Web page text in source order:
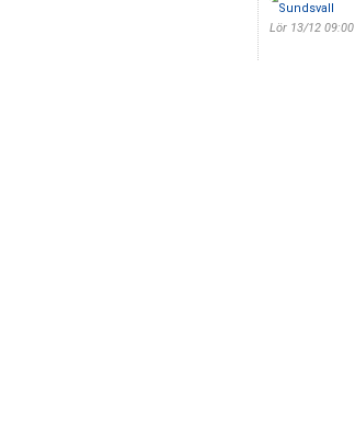
Sundsvall
Lör 13/12 09:00